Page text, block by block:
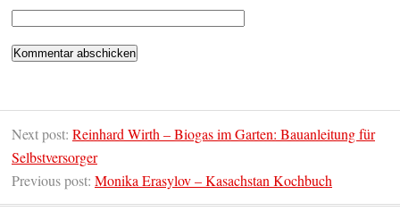
Next post: Reinhard Wirth – Biogas im Garten: Bauanleitung für
Selbstversorger
Previous post: Monika Erasylov – Kasachstan Kochbuch